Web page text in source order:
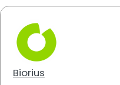
Biorius